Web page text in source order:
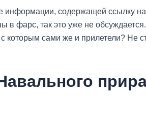
содержащей ссылку на
фарс, так это уже не
сами же и прилетели? Не